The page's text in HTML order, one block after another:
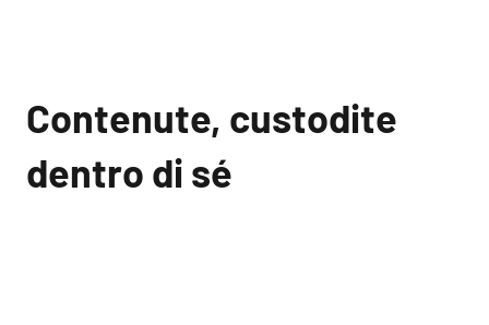
Contenute, custodite
dentro di sé